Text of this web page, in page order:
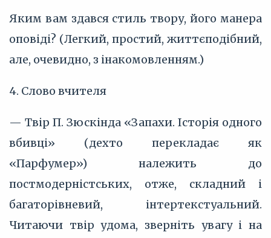
Яким вам здався стиль твору, його манера
оповіді? (Легкий, простий, життєподібний,
але, очевидно, з інакомовленням.)
4. Слово вчителя
— Твір П. Зюскінда «Запахи. Історія одного
вбивці» (дехто перекладає як
«Парфумер») належить до
постмодерністських, отже, складний і
багаторівневий, інтертекстуальний.
Читаючи твір удома, зверніть увагу і на